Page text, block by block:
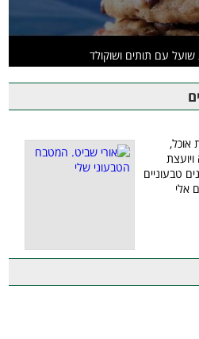
שועל עם תותים ושוקולד
אוכל,
טבעוניים
אלי